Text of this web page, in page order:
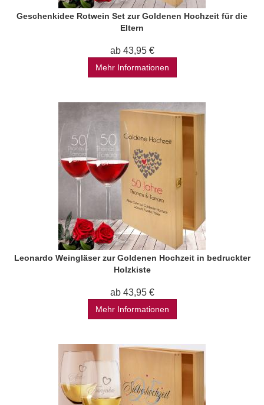
Geschenkidee Rotwein Set zur Goldenen Hochzeit für die
Eltern
ab 43,95 €
Mehr Informationen
Leonardo Weingläser zur Goldenen Hochzeit in bedruckter
Holzkiste
ab 43,95 €
Mehr Informationen